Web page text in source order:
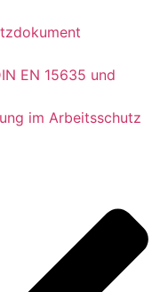
EN 15635 und
im Arbeitsschutz